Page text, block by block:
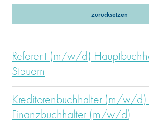
zurücksetzen
Referent (m/w/d)
Steuern
Kreditorenbuchhalter (m/w/
Finanzbuchhalter (m/w/d)